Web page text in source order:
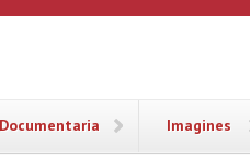
Documentaria Imagines